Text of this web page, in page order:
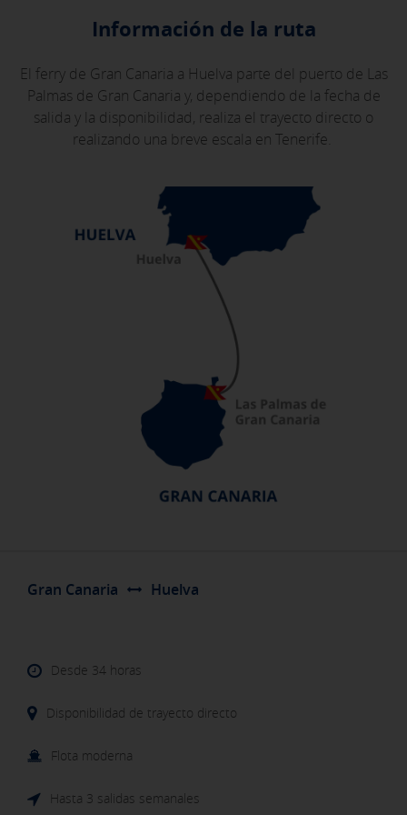
Información de la ruta
El ferry de Gran Canaria a Huelva parte del puerto de Las
Palmas de Gran Canaria y, dependiendo de la fecha de
salida y la disponibilidad, realiza el trayecto directo o
realizando una breve escala en Tenerife.
Gran Canaria Huelva
Desde 34 horas
Disponibilidad de trayecto directo
Flota moderna
Hasta 3 salidas semanales